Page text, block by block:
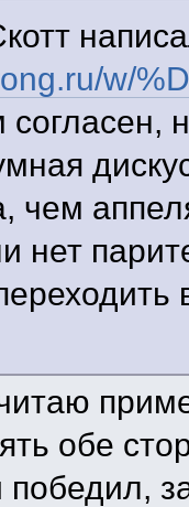
w/
согласен,
чем
нет
обе
победил,